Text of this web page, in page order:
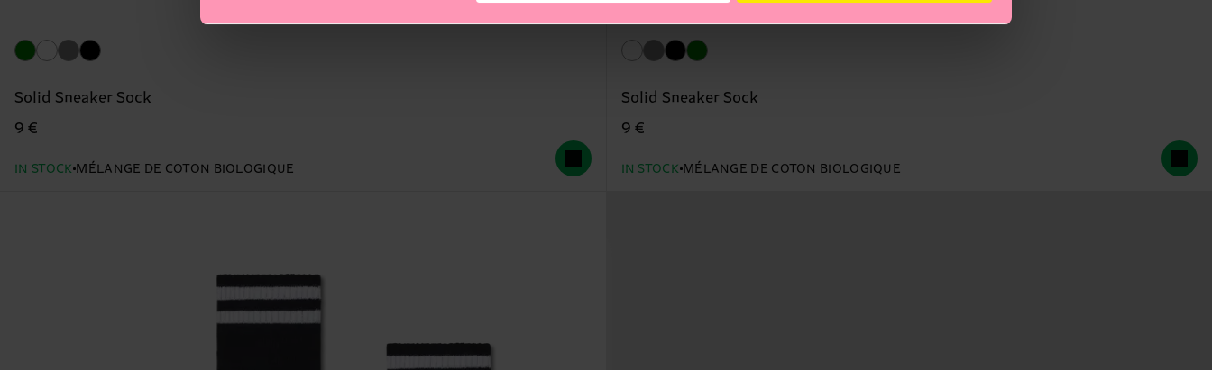
Solid Sneaker Sock
9 €
IN STOCK MÉLANGE DE COTON BIOLOGIQUE
Solid Sneaker Sock
9 €
IN STOCK MÉLANGE DE COTON BIOLOGIQUE